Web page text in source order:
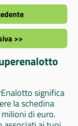
>>
significa
la schedina
di euro.